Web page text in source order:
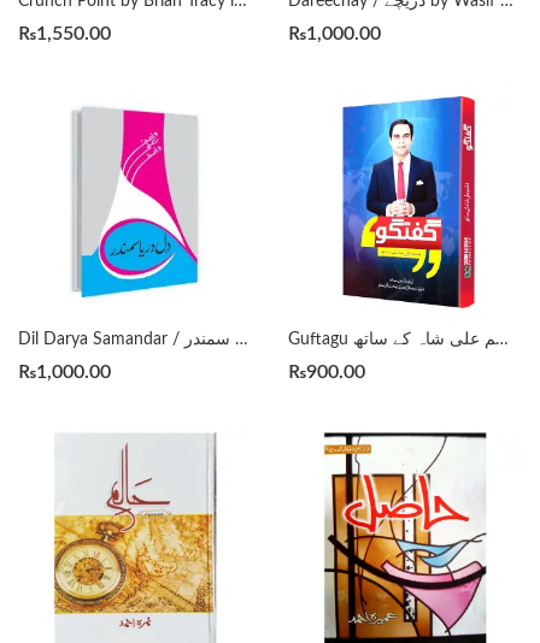
₨1,550.00 ₨1,000.00
Dil Darya Samandar / دل دریا سمندر by Wasif Ali Wasif
₨1,000.00
Guftagu گفتگو قاسم علی شاہ کے ساتھ by Qasim Ali Shah
₨900.00